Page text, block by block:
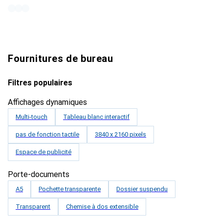
Fournitures de bureau
Filtres populaires
Affichages dynamiques
Multi-touch Tableau blanc interactif
pas de fonction tactile 3840 x 2160 pixels
Espace de publicité
Porte-documents
A5 Pochette transparente Dossier suspendu
Transparent Chemise à dos extensible